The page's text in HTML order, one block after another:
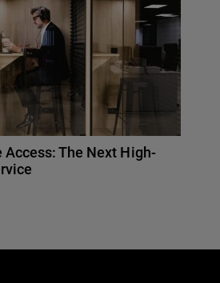
Access: The Next High-